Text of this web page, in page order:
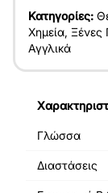
Κατηγορίες:
Χημεία, Ξένες
Αγγλικά
Γλώσσα
Διαστάσεις